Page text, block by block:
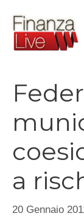
contenuto
a
20 Gennaio